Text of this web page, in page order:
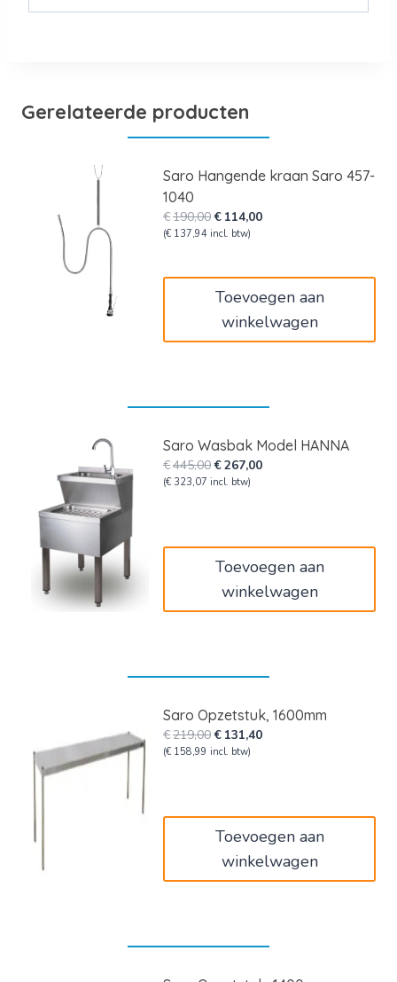
Gerelateerde producten
Saro Hangende kraan Saro 457-
1040
€190,00Oorspronkelijke
prijs
€ 114,00Huidige
(€ 137,94 incl. btw)
Toevoegen aan
winkelwagen
Saro Wasbak Model HANNA
€445,00Oorspronkelijke
prijs
€267,00Huidige
(€ 323,07 incl. btw)
Toevoegen aan
winkelwagen
Saro Opzetstuk, 1600mm
€219,00Oorspronkelijke
prijs
€ 131,40Huidige
(€ 158,99 incl. btw)
Toevoegen aan
winkelwagen